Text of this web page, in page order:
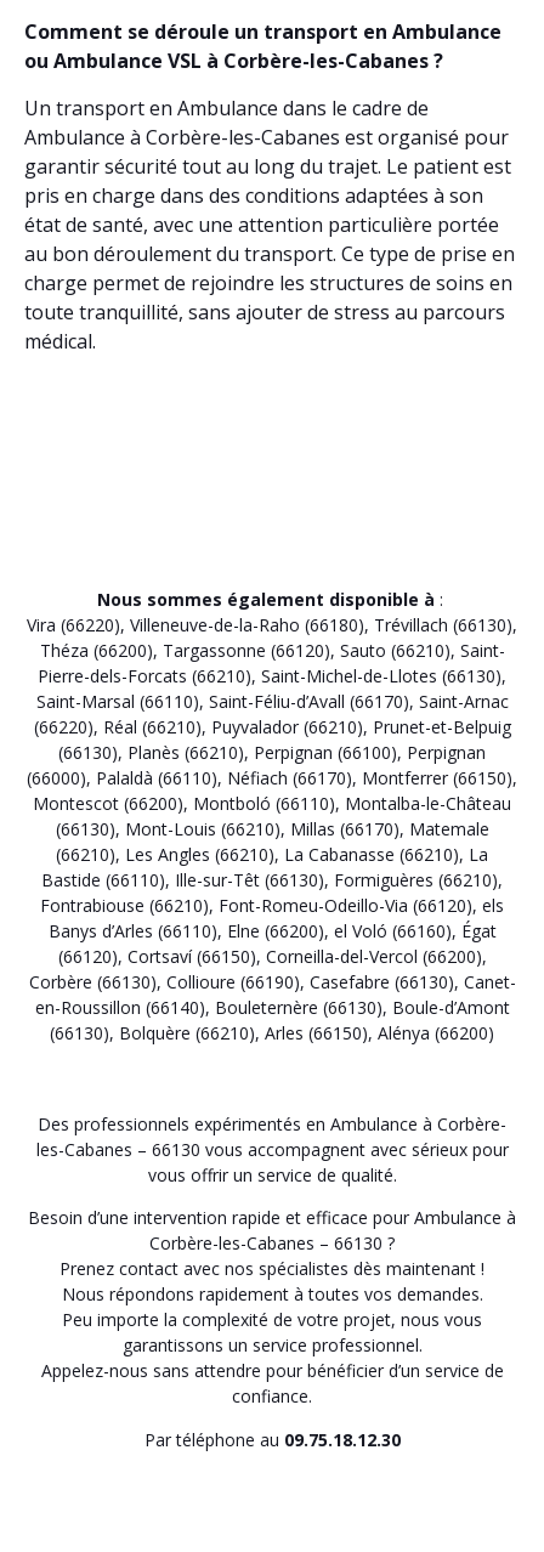
Comment se déroule un transport en Ambulance
ou Ambulance VSL à Corbère-les-Cabanes ?
Un transport en Ambulance dans le cadre de
Ambulance à Corbère-les-Cabanes est organisé pour
garantir sécurité tout au long du trajet. Le patient est
pris en charge dans des conditions adaptées à son
état de santé, avec une attention particulière portée
au bon déroulement du transport. Ce type de prise en
charge permet de rejoindre les structures de soins en
toute tranquillité, sans ajouter de stress au parcours
médical.
Nous sommes également disponible à :
Vira (66220), Villeneuve-de-la-Raho (66180), Trévillach (66130),
Théza (66200), Targassonne (66120), Sauto (66210), Saint-
Pierre-dels-Forcats (66210), Saint-Michel-de-Llotes (66130),
Saint-Marsal (66110), Saint-Féliu-d’Avall (66170), Saint-Arnac
(66220), Réal (66210), Puyvalador (66210), Prunet-et-Belpuig
(66130), Planès (66210), Perpignan (66100), Perpignan
(66000), Palaldà (66110), Néfiach (66170), Montferrer (66150),
Montescot (66200), Montboló (66110), Montalba-le-Château
(66130), Mont-Louis (66210), Millas (66170), Matemale
(66210), Les Angles (66210), La Cabanasse (66210), La
Bastide (66110), Ille-sur-Têt (66130), Formiguères (66210),
Fontrabiouse (66210), Font-Romeu-Odeillo-Via (66120), els
Banys d’Arles (66110), Elne (66200), el Voló (66160), Égat
(66120), Cortsaví (66150), Corneilla-del-Vercol (66200),
Corbère (66130), Collioure (66190), Casefabre (66130), Canet-
en-Roussillon (66140), Bouleternère (66130), Boule-d’Amont
(66130), Bolquère (66210), Arles (66150), Alénya (66200)
Des professionnels expérimentés en Ambulance à Corbère-
les-Cabanes – 66130 vous accompagnent avec sérieux pour
vous offrir un service de qualité.
Besoin d’une intervention rapide et efficace pour Ambulance à
Corbère-les-Cabanes – 66130 ?
Prenez contact avec nos spécialistes dès maintenant !
Nous répondons rapidement à toutes vos demandes.
Peu importe la complexité de votre projet, nous vous
garantissons un service professionnel.
Appelez-nous sans attendre pour bénéficier d’un service de
confiance.
Par téléphone au 09.75.18.12.30